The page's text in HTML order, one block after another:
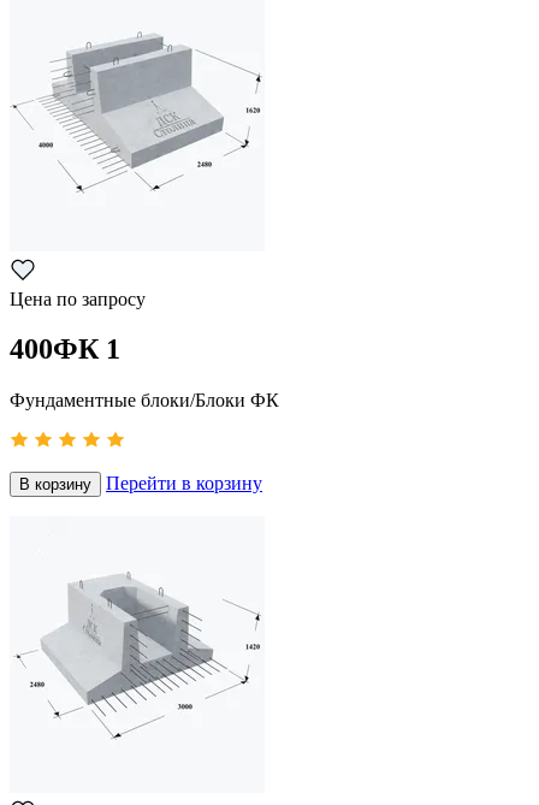
Цена по запросу
400ФК 1
Фундаментные блоки/Блоки ФК
В корзину Перейти в корзину